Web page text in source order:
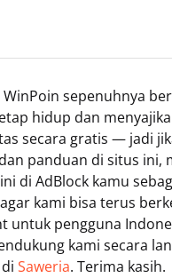
WinPoin sepenuhnya
hidup dan
secara gratis — jadi
panduan di situs ini,
di AdBlock kamu
kami bisa terus
untuk pengguna
kami secara
Saweria. Terima kasih.